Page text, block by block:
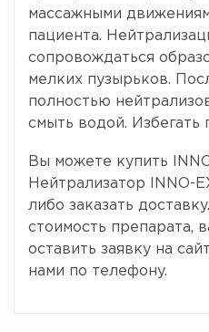
массажными
пациента.
сопровождаться
мелких пузырьков.
полностью
смыть водой. Избегать
Вы можете купить
Нейтрализатор INNO-
либо заказать
стоимость препарата,
оставить заявку на
нами по телефону.